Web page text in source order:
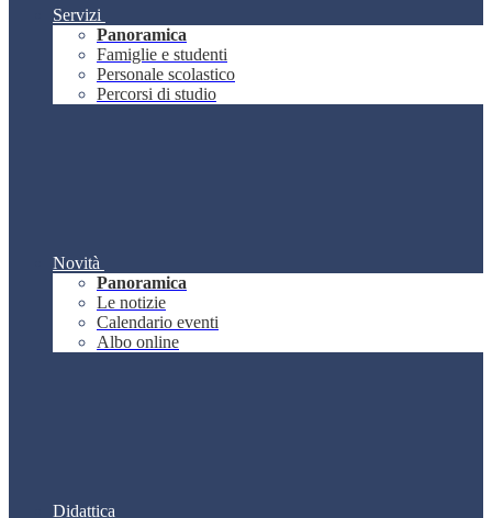
Servizi
Panoramica
Famiglie e studenti
Personale scolastico
Percorsi di studio
Novità
Panoramica
Le notizie
Calendario eventi
Albo online
Didattica